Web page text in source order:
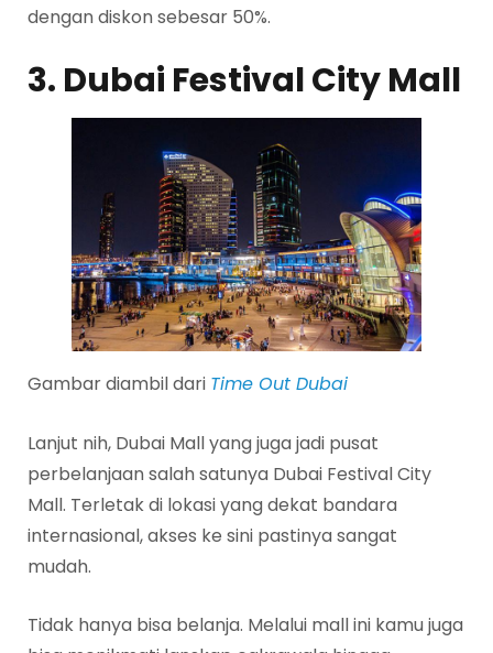
dengan diskon sebesar 50%.
3. Dubai Festival City Mall
Gambar diambil dari Time Out Dubai
Lanjut nih, Dubai Mall yang juga jadi pusat
perbelanjaan salah satunya Dubai Festival City
Mall. Terletak di lokasi yang dekat bandara
internasional, akses ke sini pastinya sangat
mudah.
Tidak hanya bisa belanja. Melalui mall ini kamu juga